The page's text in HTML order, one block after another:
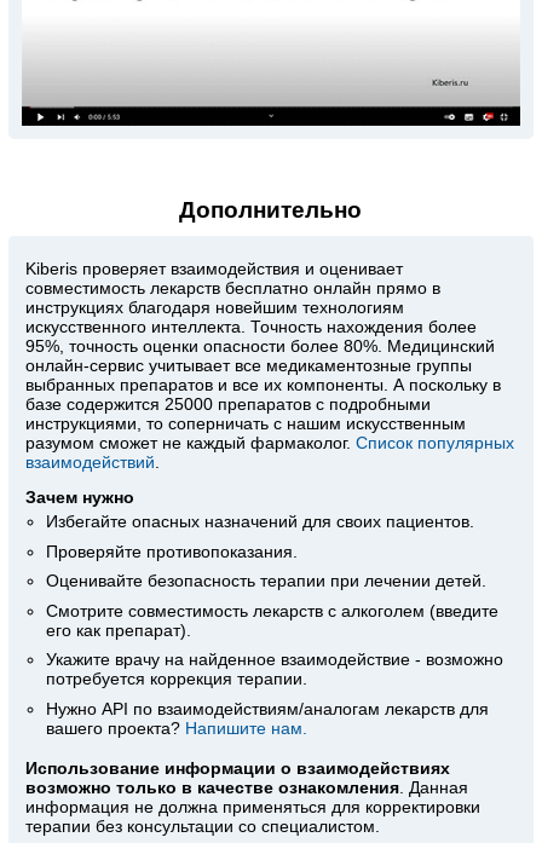
Дополнительно
Kiberis проверяет взаимодействия и оценивает
совместимость лекарств бесплатно онлайн прямо в
инструкциях благодаря новейшим технологиям
искусственного интеллекта. Точность нахождения более
95%, точность оценки опасности более 80%. Медицинский
онлайн-сервис учитывает все медикаментозные группы
выбранных препаратов и все их компоненты. А поскольку в
базе содержится 25000 препаратов с подробными
инструкциями, то соперничать с нашим искусственным
разумом сможет не каждый фармаколог.Список популярных
взаимодействий
Зачем нужно
Избегайте опасных назначений для своих пациентов.
Проверяйте противопоказания.
Оценивайте безопасность терапии при лечении детей.
Смотрите совместимость лекарств с алкоголем (введите
его как препарат).
Укажите врачу на найденное взаимодействие - возможно
потребуется коррекция терапии.
Нужно API по взаимодействиям/аналогам лекарств для
вашего проекта? Напишите нам.
Использование информации о взаимодействиях
возможно только в качестве ознакомления. Данная
информация не должна применяться для корректировки
терапии без консультации со специалистом.